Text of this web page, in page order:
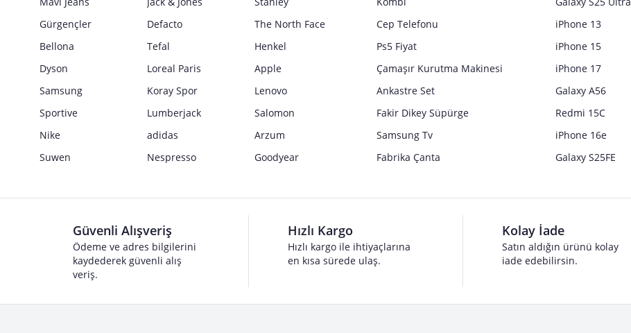
Gürgençler
Defacto
The North Face
Bellona
Tefal
Henkel
Dyson
Loreal Paris
Apple
Samsung
Koray Spor
Lenovo
Sportive
Lumberjack
Salomon
Nike
adidas
Arzum
Suwen
Nespresso Goodyear
Cep Telefonu
Ps5 Fiyat
Çamaşır Kurutma Makinesi
Ankastre Set
Fakir Dikey Süpürge
Samsung Tv
Fabrika Çanta
iPhone 13
iPhone 15
iPhone 17
Galaxy A56
Redmi 15C
iPhone 16e
Galaxy S25FE
Güvenli Alışveriş
Ödeme ve adres bilgilerini
kaydederek güvenli alış
veriş.
Hızlı Kargo
Hızlı kargo ile ihtiyaçlarına
en kısa sürede ulaş.
Kolay İade
Satın aldığın ürünü kolay
iade edebilirsin.